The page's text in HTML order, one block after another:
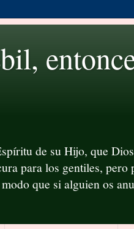
de su Hijo, que
para los gentiles, pero
que si alguien os